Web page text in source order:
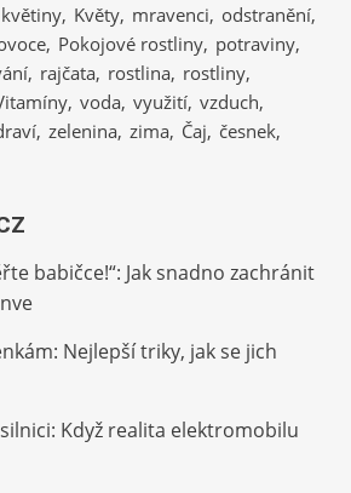
květiny Květy mravenci odstranění
Pokojové rostliny potraviny
rajčata rostlina rostliny
voda využití vzduch
zelenina zima Čaj česnek
babičce!“: Jak snadno zachránit
Nejlepší triky, jak se jich
Když realita elektromobilu